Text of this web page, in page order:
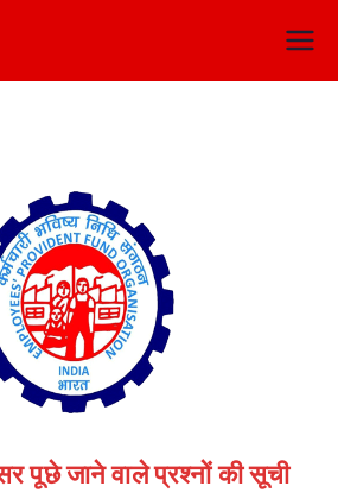
पूछे जाने वाले प्रश्नों की सूची